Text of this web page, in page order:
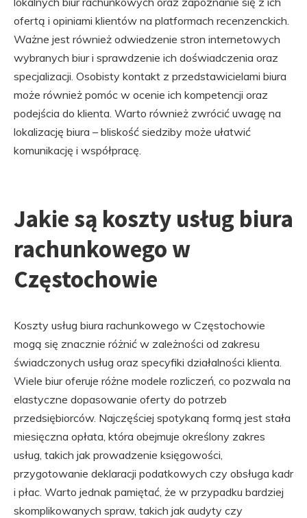
ofertą i opiniami klientów na platformach recenzenckich.
Ważne jest również odwiedzenie stron internetowych
wybranych biur i sprawdzenie ich doświadczenia oraz
specjalizacji. Osobisty kontakt z przedstawicielami biura
może również pomóc w ocenie ich kompetencji oraz
podejścia do klienta. Warto również zwrócić uwagę na
lokalizację biura – bliskość siedziby może ułatwić
komunikację i współpracę.
Jakie są koszty usług biura
rachunkowego w
Częstochowie
Koszty usług biura rachunkowego w Częstochowie
mogą się znacznie różnić w zależności od zakresu
świadczonych usług oraz specyfiki działalności klienta.
Wiele biur oferuje różne modele rozliczeń, co pozwala na
elastyczne dopasowanie oferty do potrzeb
przedsiębiorców. Najczęściej spotykaną formą jest stała
miesięczna opłata, która obejmuje określony zakres
usług, takich jak prowadzenie księgowości,
przygotowanie deklaracji podatkowych czy obsługa kadr
i płac. Warto jednak pamiętać, że w przypadku bardziej
skomplikowanych spraw, takich jak audyty czy